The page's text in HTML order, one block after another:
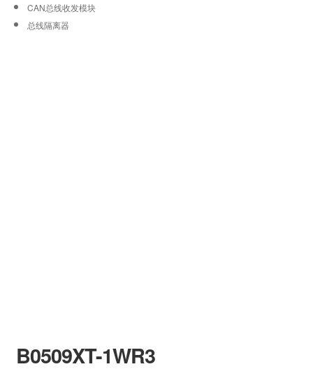
B0509XT-1WR3
CAN总线收发模块
总线隔离器